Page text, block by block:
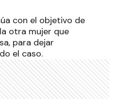
con el objetivo de
otra mujer que
para dejar
el caso.